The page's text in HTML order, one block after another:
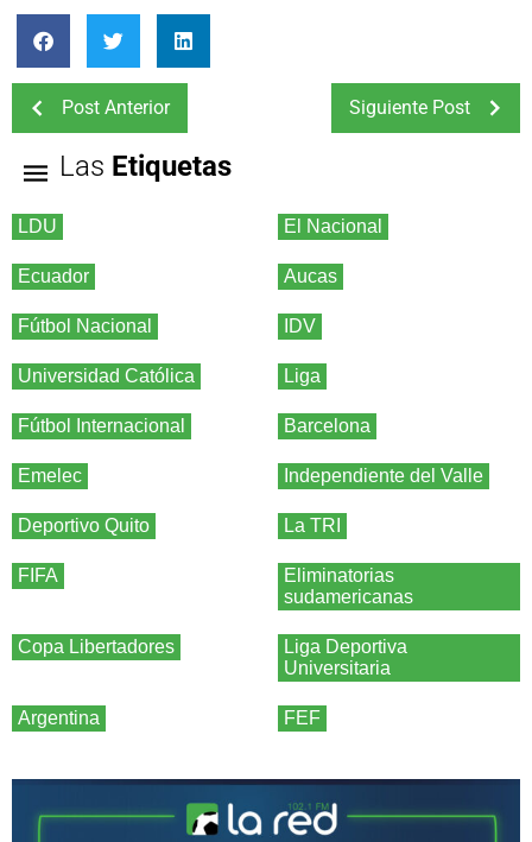
Post Anterior Siguiente Post
Las Etiquetas
LDU El Nacional
Ecuador Aucas
Fútbol Nacional IDV
Universidad Católica Liga
Fútbol Internacional Barcelona
Emelec Independiente del Valle
Deportivo Quito La TRI
FIFA
Eliminatorias
sudamericanas
Copa Libertadores
Liga Deportiva
Universitaria
Argentina FEF